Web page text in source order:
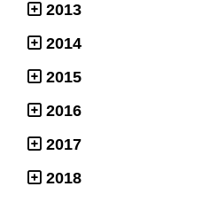
2013
2014
2015
2016
2017
2018